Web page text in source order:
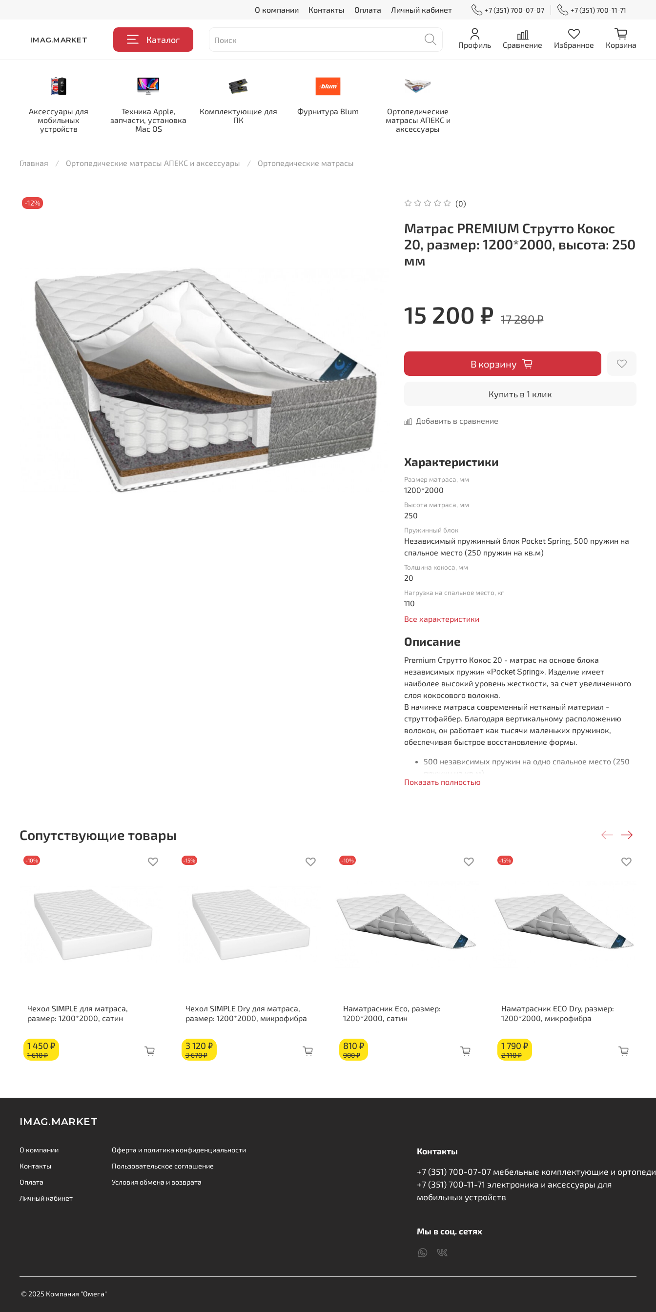
О компании Контакты Оплата Личный кабинет +7 (351) 700-07-07 +7 (351) 700-11-71
IMAG.MARKET Каталог Профиль Сравнение Избранное Корзина
Аксессуары для
мобильных
устройств
Техника Apple,
запчасти, установка
Mac OS
Комплектующие для
ПК
Фурнитура Blum
Ортопедические
матрасы АПЕКС и
аксессуары
Главная Ортопедические матрасы АПЕКС и аксессуары Ортопедические матрасы
-12% (0)
Матрас PREMIUM Струтто Кокос
20, размер: 1200*2000, высота: 250
мм
15 200 ₽ 17 280 ₽
В корзину
Купить в 1 клик
Добавить в сравнение
Характеристики
Размер матраса, мм
1200*2000
Высота матраса, мм
250
Пружинный блок
Независимый пружинный блок Pocket Spring, 500 пружин на
спальное место (250 пружин на кв.м)
Толщина кокоса, мм
20
Нагрузка на спальное место, кг
110
Все характеристики
Описание
Premium Струтто Кокос 20 - матрас на основе блока
независимых пружин«Pocket Spring». Изделие имеет
наиболее высокий уровень жесткости, за счет увеличенного
слоя кокосового волокна.
В начинке матраса современный нетканый материал -
струттофайбер. Благодаря вертикальному расположению
волокон, он работает как тысячи маленьких пружинок,
обеспечивая быстрое восстановление формы.
500 независимых пружин на одно спальное место (250
пружин на кв.м)
Повышенный уровень жесткости
Жесткость стороны 2: жесткая
Кокосовое волокно: 20 мм
Изоляционный слой
Блок независимых пружин «Pocket Spring»
Изоляционный слой
Показать полностью
Сопутствующие товары
-10%
Чехол SIMPLE для матраса,
размер: 1200*2000, сатин
1 450 ₽
1 610 ₽
-15%
Чехол SIMPLE Dry для матраса,
размер: 1200*2000, микрофибра
3 120 ₽
3 670 ₽
-10%
Наматрасник Eco, размер:
1200*2000, сатин
810 ₽
900 ₽
-15%
Наматрасник ECO Dry, размер:
1200*2000, микрофибра
1 790 ₽
2 110 ₽
IMAG.MARKET
О компании
Контакты
Оплата
Личный кабинет
Оферта и политика конфиденциальности
Пользовательское соглашение
Условия обмена и возврата
Контакты
+7 (351) 700-07-07 мебельные комплектующие и
+7 (351) 700-11-71 электроника и аксессуары для
мобильных устройств
Мы в соц. сетях
© 2025 Компания "Омега"